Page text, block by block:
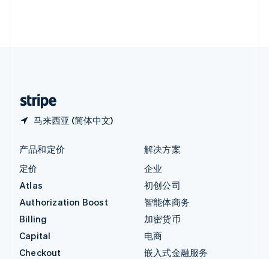
马来西亚 (简体中文)
产品和定价
定价
Atlas
Authorization Boost
Billing
Capital
Checkout
解决方案
企业
初创公司
智能体商务
加密货币
电商
嵌入式金融服务